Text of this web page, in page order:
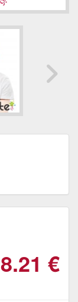
8.21 €